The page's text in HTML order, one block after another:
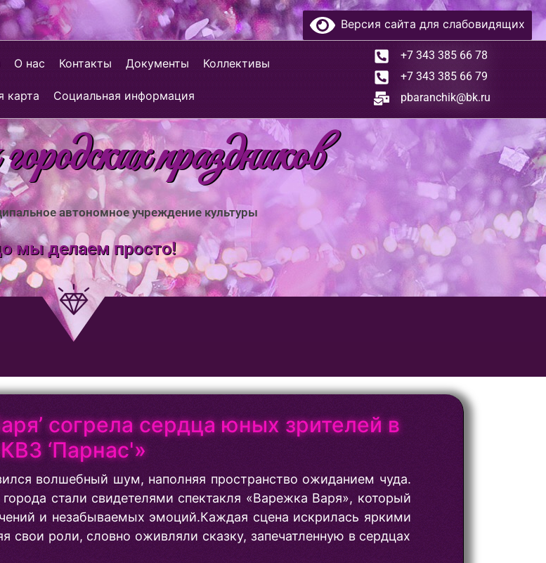
Версия сайта для слабовидящих
О нас Контакты Документы Коллективы
карта Социальная информация
+7 343 385 66 78
+7 343 385 66 79
pbaranchik@bk.ru
праздников
автономное учреждение культуры
мы делаем просто!
согрела сердца юных зрителей в
КВЗ ‘Парнас'»
волшебный шум, наполняя пространство ожиданием чуда.
стали свидетелями спектакля «Варежка Варя», который
и незабываемых эмоций.Каждая сцена искрилась яркими
свои роли, словно оживляли сказку, запечатленную в сердцах